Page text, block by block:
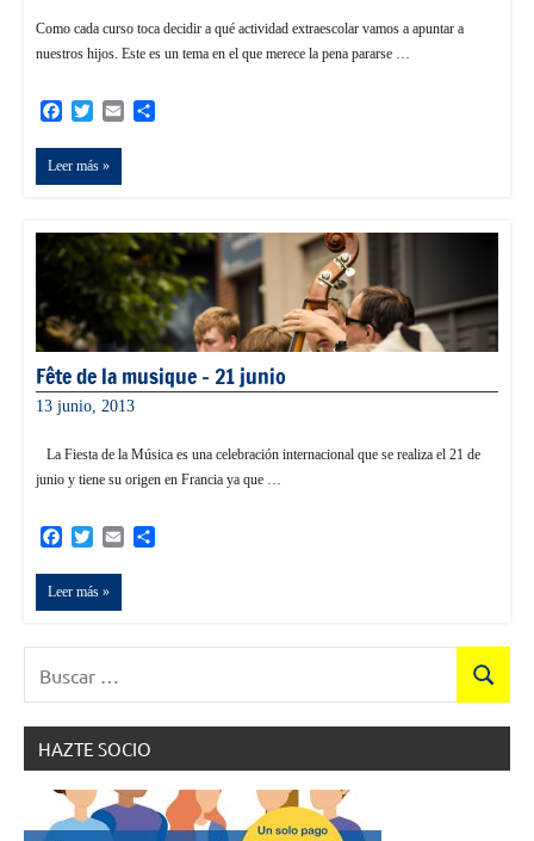
Como cada curso toca decidir a qué actividad extraescolar vamos a apuntar a
nuestros hijos. Este es un tema en el que merece la pena pararse …
FacebookTwitterEmail
Leer más
Fête de la musique – 21 junio
13 junio, 2013
informacion
La Fiesta de la Música es una celebración internacional que se realiza el 21 de
junio y tiene su origen en Francia ya que …
FacebookTwitterEmail
Leer más
Buscar
HAZTE SOCIO